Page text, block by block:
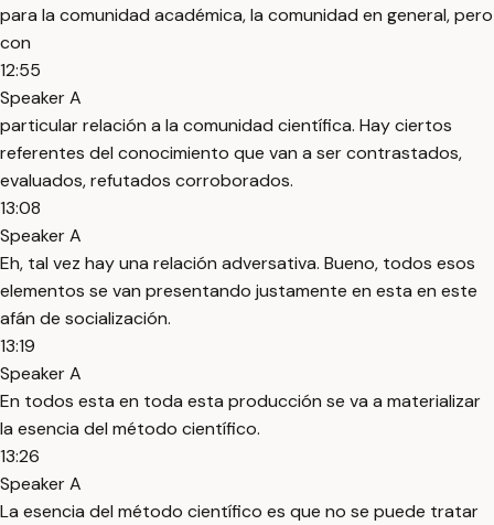
para la comunidad académica, la comunidad en general, pero
con
12:55
Speaker A
particular relación a la comunidad científica. Hay ciertos
referentes del conocimiento que van a ser contrastados,
evaluados, refutados corroborados.
13:08
Speaker A
Eh, tal vez hay una relación adversativa. Bueno, todos esos
elementos se van presentando justamente en esta en este
afán de socialización.
13:19
Speaker A
En todos esta en toda esta producción se va a materializar
la esencia del método científico.
13:26
Speaker A
La esencia del método científico es que no se puede tratar